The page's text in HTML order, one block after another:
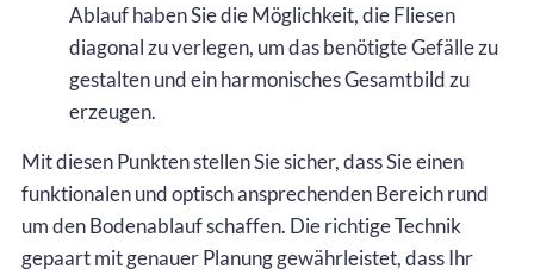
Ablauf haben Sie die Möglichkeit, die Fliesen
diagonal zu verlegen, um das benötigte Gefälle zu
gestalten und ein harmonisches Gesamtbild zu
erzeugen.
Mit diesen Punkten stellen Sie sicher, dass Sie einen
funktionalen und optisch ansprechenden Bereich rund
um den Bodenablauf schaffen. Die richtige Technik
gepaart mit genauer Planung gewährleistet, dass Ihr